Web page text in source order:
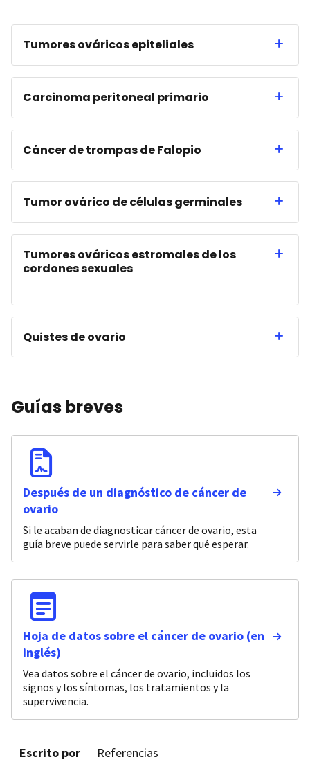
Tumores ováricos epiteliales
Carcinoma peritoneal primario
Cáncer de trompas de Falopio
Tumor ovárico de células germinales
Tumores ováricos estromales de los
cordones sexuales
Quistes de ovario
Guías breves
Después de un diagnóstico de cáncer de
ovario
Si le acaban de diagnosticar cáncer de ovario, esta
guía breve puede servirle para saber qué esperar.
Hoja de datos sobre el cáncer de ovario (en
inglés)
Vea datos sobre el cáncer de ovario, incluidos los
signos y los síntomas, los tratamientos y la
supervivencia.
Escrito por Referencias